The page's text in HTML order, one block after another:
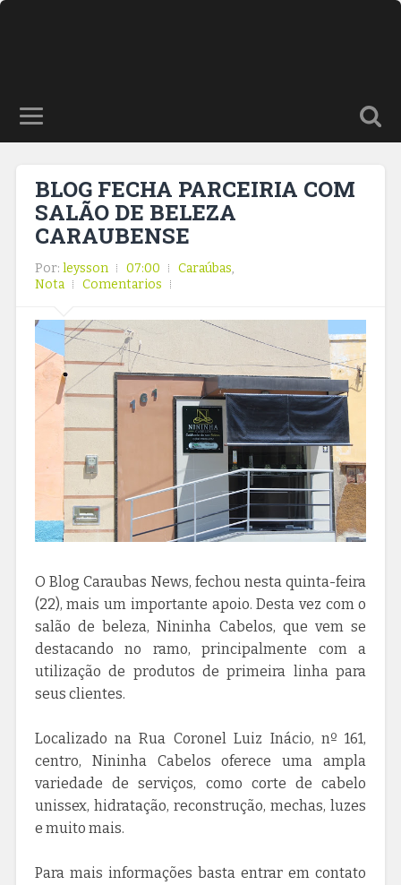
BLOG FECHA PARCEIRIA COM
SALÃO DE BELEZA
CARAUBENSE
Por: leysson 07:00 Caraúbas,
Nota
Comentarios
O Blog Caraubas News, fechou nesta quinta-feira
(22), mais um importante apoio. Desta vez com o
salão de beleza, Nininha Cabelos, que vem se
destacando no ramo, principalmente com a
utilização de produtos de primeira linha para
seus clientes.
Localizado na Rua Coronel Luiz Inácio, nº 161,
centro, Nininha Cabelos oferece uma ampla
variedade de serviços, como corte de cabelo
unissex, hidratação, reconstrução, mechas, luzes
e muito mais.
Para mais informações basta entrar em contato